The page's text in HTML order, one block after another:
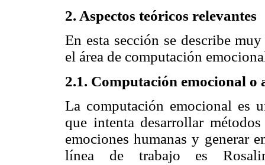
2. Aspectos teóricos relevantes
En esta sección se describe
el área de computación
2.1. Computación emocional o
La computación emocional es
que intenta desarrollar
emociones humanas y generar
línea de trabajo es